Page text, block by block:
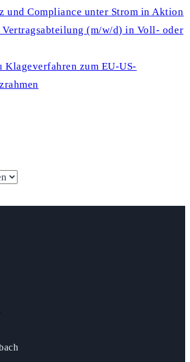
bleibt?
und Compliance unter Strom in Aktion
(m/w/d) in Voll- oder
Klageverfahren zum EU-US-